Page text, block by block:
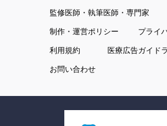
監修医師・執筆医師・専門家
制作・運営ポリシー
プライ
利用規約
医療広告ガイド
お問い合わせ